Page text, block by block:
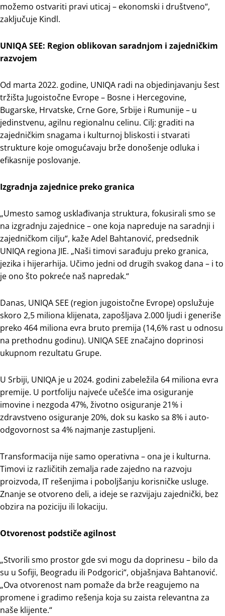
možemo ostvariti pravi uticaj – ekonomski i društveno“,
zaključuje Kindl.
UNIQA SEE: Region oblikovan saradnjom i zajedničkim
razvojem
Od marta 2022. godine, UNIQA radi na objedinjavanju šest
tržišta Jugoistočne Evrope – Bosne i Hercegovine,
Bugarske, Hrvatske, Crne Gore, Srbije i Rumunije – u
jedinstvenu, agilnu regionalnu celinu. Cilj: graditi na
zajedničkim snagama i kulturnoj bliskosti i stvarati
strukture koje omogućavaju brže donošenje odluka i
efikasnije poslovanje.
Izgradnja zajednice preko granica
„Umesto samog usklađivanja struktura, fokusirali smo se
na izgradnju zajednice – one koja napreduje na saradnji i
zajedničkom cilju“, kaže Adel Bahtanović, predsednik
UNIQA regiona JIE. „Naši timovi sarađuju preko granica,
jezika i hijerarhija. Učimo jedni od drugih svakog dana – i to
je ono što pokreće naš napredak.“
Danas, UNIQA SEE (region jugoistočne Evrope) opslužuje
skoro 2,5 miliona klijenata, zapošljava 2.000 ljudi i generiše
preko 464 miliona evra bruto premija (14,6% rast u odnosu
na prethodnu godinu). UNIQA SEE značajno doprinosi
ukupnom rezultatu Grupe.
U Srbiji, UNIQA je u 2024. godini zabeležila 64 miliona evra
premije. U portfoliju najveće učešće ima osiguranje
imovine i nezgoda 47%, životno osiguranje 21% i
zdravstveno osiguranje 20%, dok su kasko sa 8% i auto-
odgovornost sa 4% najmanje zastupljeni.
Transformacija nije samo operativna – ona je i kulturna.
Timovi iz različitih zemalja rade zajedno na razvoju
proizvoda, IT rešenjima i poboljšanju korisničke usluge.
Znanje se otvoreno deli, a ideje se razvijaju zajednički, bez
obzira na poziciju ili lokaciju.
Otvorenost podstiče agilnost
„Stvorili smo prostor gde svi mogu da doprinesu – bilo da
su u Sofiji, Beogradu ili Podgorici“, objašnjava Bahtanović.
„Ova otvorenost nam pomaže da brže reagujemo na
promene i gradimo rešenja koja su zaista relevantna za
naše klijente.“